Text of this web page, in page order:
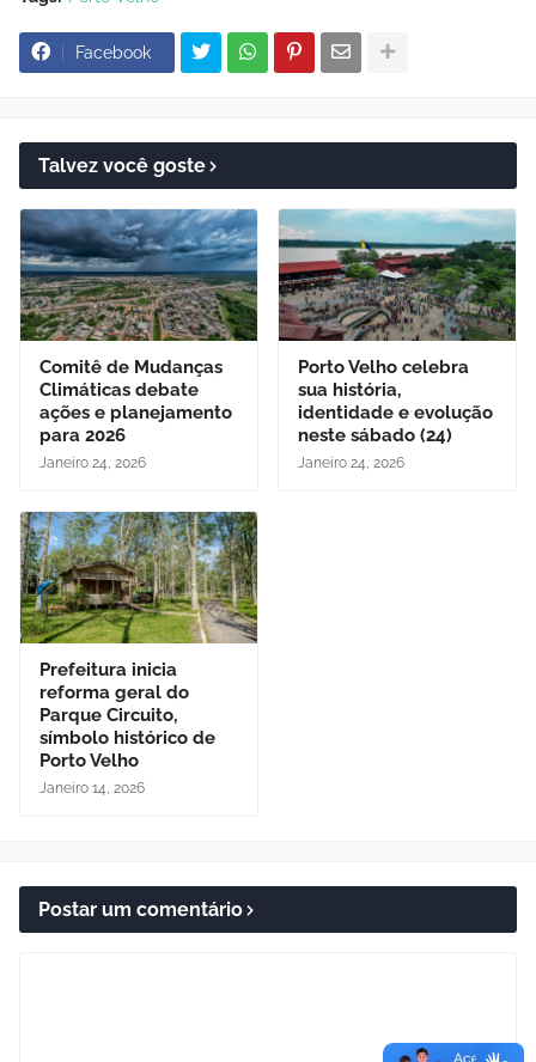
Facebook
Talvez você goste
Comitê de Mudanças
Climáticas debate
ações e planejamento
para 2026
Janeiro 24, 2026
Porto Velho celebra
sua história,
identidade e evolução
neste sábado (24)
Janeiro 24, 2026
Prefeitura inicia
reforma geral do
Parque Circuito,
símbolo histórico de
Porto Velho
Janeiro 14, 2026
Postar um comentário